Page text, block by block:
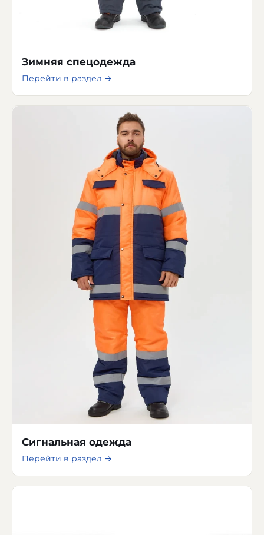
Зимняя спецодежда
Перейти в раздел →
Сигнальная одежда
Перейти в раздел →